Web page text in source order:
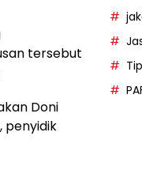
tersebut
Doni
penyidik